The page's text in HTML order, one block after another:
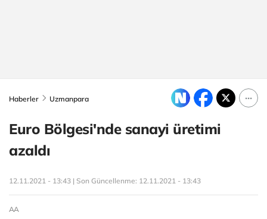
Haberler Uzmanpara
Euro Bölgesi'nde sanayi üretimi
azaldı
12.11.2021 - 13:43 | Son Güncellenme: 12.11.2021 - 13:43
AA